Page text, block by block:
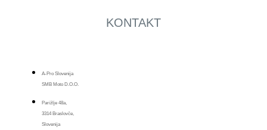
KONTAKT
A-Pro Slovenija
SMB Moto D.o.o.
Parižlje 48a,
3314 Braslovče,
Slovenija